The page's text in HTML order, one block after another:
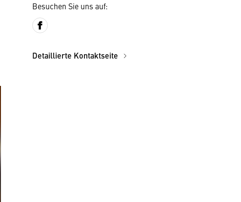
Besuchen Sie uns auf:
Detaillierte Kontaktseite